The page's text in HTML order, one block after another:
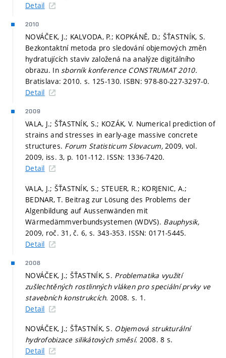
Detail
2010
NOVÁČEK, J.; KALVODA, P.; KOPKÁNĚ, D.; ŠŤASTNÍK, S.
Bezkontaktní metoda pro sledování objemových změn
hydratujících staviv založená na analýze digitálního
obrazu. In sborník konference CONSTRUMAT 2010.
Bratislava: 2010.s. 125-130. ISBN: 978-80-227-3297-0.
Detail
2009
VALA, J.; ŠŤASTNÍK, S.; KOZÁK, V. Numerical prediction of
strains and stresses in early-age massive concrete
structures. Forum Statisticum Slovacum,2009, vol.
2009, iss. 3, p. 101-112. ISSN: 1336-7420.
Detail
VALA, J.; ŠŤASTNÍK, S.; STEUER, R.; KORJENIC, A.;
BEDNAR, T. Beitrag zur Lösung des Problems der
Algenbildung auf Aussenwänden mit
Wärmedämmverbundsystemen (WDVS). Bauphysik,
2009, roč. 31, č. 6, s. 343-353. ISSN: 0171-5445.
Detail
2008
NOVÁČEK, J.; ŠŤASTNÍK, S. Problematika využití
zušlechtěných rostlinných vláken pro speciální prvky ve
stavebních konstrukcích. 2008. s. 1.
Detail
NOVÁČEK, J.; ŠŤASTNÍK, S. Objemová strukturální
hydrofobizace silikátových směsí. 2008. 8 s.
Detail